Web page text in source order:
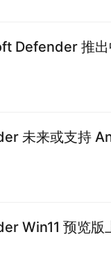
Defender 推出
未来或支持
Win11 预览版